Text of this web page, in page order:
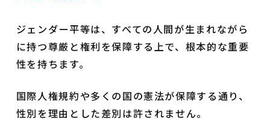
ジェンダー平等は、すべての人間が生まれながら
に持つ尊厳と権利を保障する上で、根本的な重要
性を持ちます。
国際人権規約や多くの国の憲法が保障する通り、
性別を理由とした差別は許されません。